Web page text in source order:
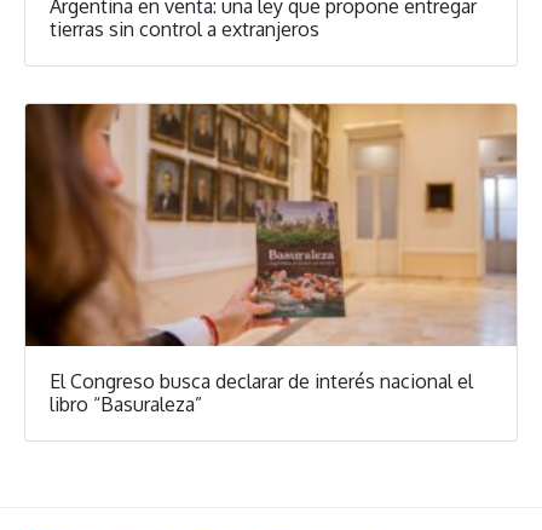
Argentina en venta: una ley que propone entregar
tierras sin control a extranjeros
El Congreso busca declarar de interés nacional el
libro “Basuraleza”